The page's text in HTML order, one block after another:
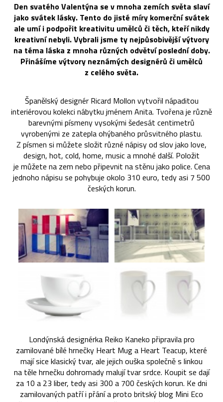
Den svatého Valentýna se v mnoha zemích světa slaví
jako svátek lásky. Tento do jisté míry komerční svátek
ale umí i podpořit kreativitu umělců či těch, kteří nikdy
kreativní nebyli. Vybrali jsme ty nejpůsobivější výtvory
na téma láska z mnoha různých odvětví poslední doby.
Přinášíme výtvory neznámých designérů či umělců
z celého světa.
Španělský designér Ricard Mollon vytvořil nápaditou
interiérovou kolekci nábytku jménem Anita. Tvořena je různě
barevnými písmeny vysokými šedesát centimetrů
vyrobenými ze zatepla ohýbaného průsvitného plastu.
Z písmen si můžete složit různé nápisy od slov jako love,
design, hot, cold, home, music a mnohé další. Položit
je můžete na zem nebo připevnit na stěnu jako police. Cena
jednoho nápisu se pohybuje okolo 310 euro, tedy asi 7 500
českých korun.
Londýnská designérka Reiko Kaneko připravila pro
zamilované bílé hrnečky Heart Mug a Heart Teacup, které
mají sice klasický tvar, ale jejich ouška společně s linkou
na těle hrnečku dohromady malují tvar srdce. Koupit se dají
za 10 a 23 liber, tedy asi 300 a 700 českých korun. Ke dni
zamilovaných patří i přání a proto britský blog Mini Eco